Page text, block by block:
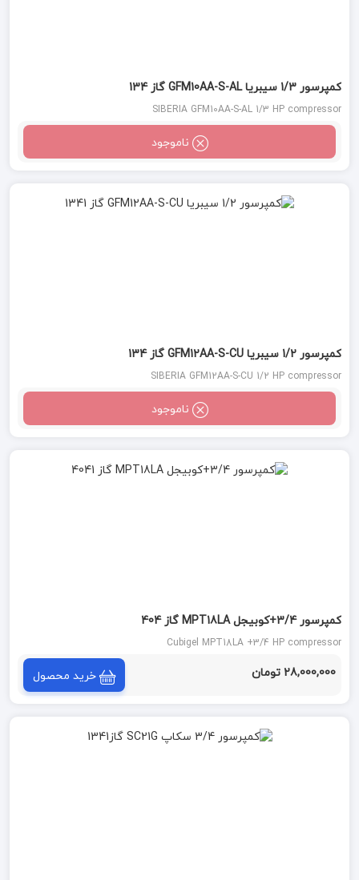
کمپرسور 1/3 سیبریا GFM10AA-S-AL گاز 134
SIBERIA GFM10AA-S-AL 1/3 HP compressor
ناموجود
کمپرسور 1/2 سیبریا GFM12AA-S-CU گاز 134
SIBERIA GFM12AA-S-CU 1/2 HP compressor
ناموجود
کمپرسور 3/4+کوبیجل MPT18LA گاز 404
Cubigel MPT18LA +3/4 HP compressor
28,000,000 تومان خرید محصول